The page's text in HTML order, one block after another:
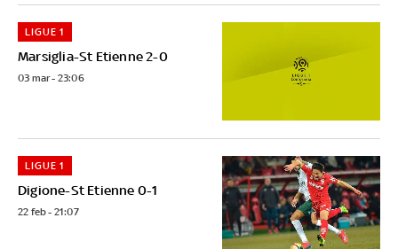
Marsiglia-St Etienne 2-0
LIGUE 1
03 mar - 23:06
Digione-St Etienne 0-1
LIGUE 1
22 feb - 21:07